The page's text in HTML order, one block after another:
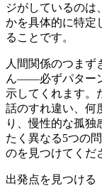
ジがしているの
かを具体的に特定
ることです。
人間関係のつまず
ん——必ずパター
示してくれます。
話のすれ違い、何
り、慢性的な孤
たく異なる5つの
のを見つけてくだ
出発点を見つける